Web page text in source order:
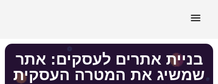
בניית אתרים לעסקים: אתר
שמשיג את המטרה העסקית